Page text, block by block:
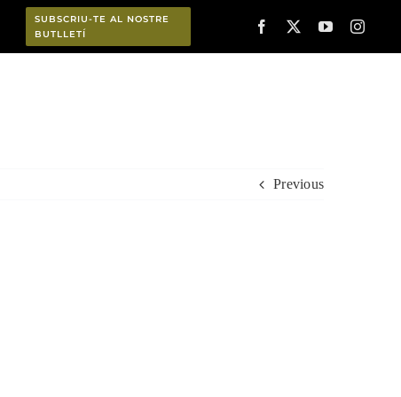
SUBSCRIU-TE AL NOSTRE
BUTLLETÍ
Previous